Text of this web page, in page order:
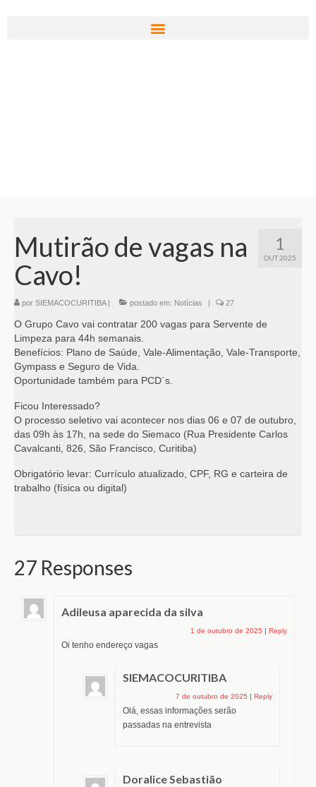
1
OUT 2025
Mutirão de vagas na
Cavo!
por SIEMACOCURITIBA| postado em: Notícias | 27
O Grupo Cavo vai contratar 200 vagas para Servente de
Limpeza para 44h semanais.
Benefícios: Plano de Saúde, Vale-Alimentação, Vale-Transporte,
Gympass e Seguro de Vida.
Oportunidade também para PCD´s.
Ficou Interessado?
O processo seletivo vai acontecer nos dias 06 e 07 de outubro,
das 09h às 17h, na sede do Siemaco (Rua Presidente Carlos
Cavalcanti, 826, São Francisco, Curitiba)
Obrigatório levar: Currículo atualizado, CPF, RG e carteira de
trabalho (física ou digital)
27 Responses
Adileusa aparecida da silva
1 de outubro de 2025 | Reply
Oi tenho endereço vagas
SIEMACOCURITIBA
7 de outubro de 2025 | Reply
Olá, essas informações serão
passadas na entrevista
Doralice Sebastião